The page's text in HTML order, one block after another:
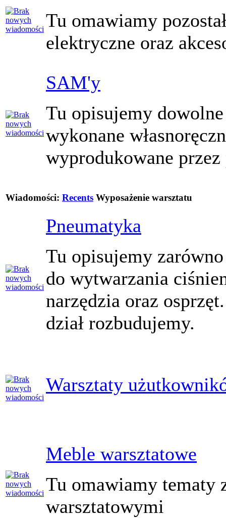
Tu omawiamy
elektryczne oraz
SAM'y
Tu opisujemy
wykonane
wyprodukowane
Wiadomości: Recents Wyposażenie warsztatu
Pneumatyka
Tu opisujemy zarówno
do wytwarzania
narzędzia oraz
dział rozbudujemy.
Warsztaty
Meble warsztatowe
Tu omawiamy tematy
warsztatowymi